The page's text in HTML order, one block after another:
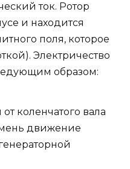
ток. Ротор
и находится
поля, которое
Электричество
образом:
коленчатого вала
движение